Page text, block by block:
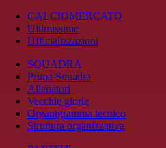
CALCIOMERCATO
Ultimissime
Ufficializzazioni
SQUADRA
Prima Squadra
Allenatori
Vecchie glorie
Organigramma tecnico
Struttura organizzativa